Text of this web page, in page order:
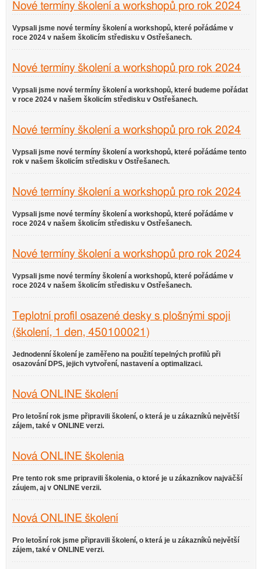
Nové termíny školení a workshopů pro rok 2024
Vypsali jsme nové termíny školení a workshopů, které pořádáme v
roce 2024 v našem školicím středisku v Ostřešanech.
Nové termíny školení a workshopů pro rok 2024
Vypsali jsme nové termíny školení a workshopů, které budeme pořádat
v roce 2024 v našem školicím středisku v Ostřešanech.
Nové termíny školení a workshopů pro rok 2024
Vypsali jsme nové termíny školení a workshopů, které pořádáme tento
rok v našem školicím středisku v Ostřešanech.
Nové termíny školení a workshopů pro rok 2024
Vypsali jsme nové termíny školení a workshopů, které pořádáme v
roce 2024 v našem školicím středisku v Ostřešanech.
Nové termíny školení a workshopů pro rok 2024
Vypsali jsme nové termíny školení a workshopů, které pořádáme v
roce 2024 v našem školicím středisku v Ostřešanech.
Teplotní profil osazené desky s plošnými spoji
(školení, 1 den, 450100021)
Jednodenní školení je zaměřeno na použití tepelných profilů při
osazování DPS, jejich vytvoření, nastavení a optimalizaci.
Nová ONLINE školení
Pro letošní rok jsme připravili školení, o která je u zákazníků největší
zájem, také v ONLINE verzi.
Nová ONLINE školenia
Pre tento rok sme pripravili školenia, o ktoré je u zákazníkov najväčší
záujem, aj v ONLINE verzii.
Nová ONLINE školení
Pro letošní rok jsme připravili školení, o která je u zákazníků největší
zájem, také v ONLINE verzi.